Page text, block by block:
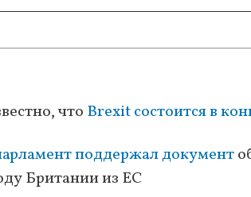
что Brexit состоится в
поддержал документ
Британии из ЕС